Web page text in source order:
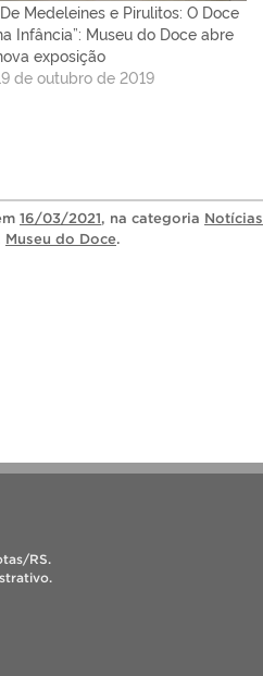
Medeleines e Pirulitos: O Doce
Infância”: Museu do Doce abre
exposição
de outubro de 2019
16/03/2021, na categoria Notícias
Museu do Doce.
RS.